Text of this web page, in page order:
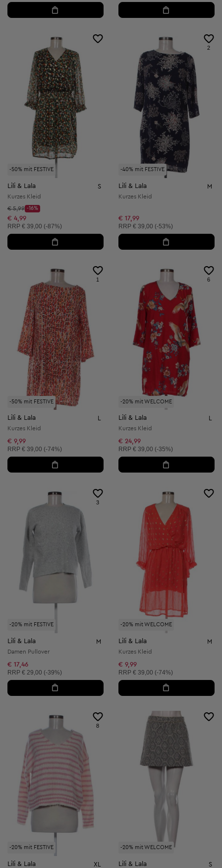
-50% mit FESTIVE
Lili & Lala S
Kurzes Kleid
Startpreis:
€ 5,99
Discount Price:
-16%
Reduzierter Preis:
€ 4,99
Unverbindliche Preisempfehlung:
RRP € 39,00 (-87%)
-40% mit FESTIVE
2
Lili & Lala M
Kurzes Kleid
€ 17,99
Unverbindliche Preisempfehlung:
RRP € 39,00 (-53%)
-50% mit FESTIVE
1
Lili & Lala
Kurzes Kleid
€ 9,99
Unverbindliche Preisempfehlung:
RRP € 39,00 (-74%)
-20% mit WELCOME
6
Lili & Lala
Kurzes Kleid
€ 24,99
Unverbindliche Preisempfehlung:
RRP € 39,00 (-35%)
-20% mit FESTIVE
3
Lili & Lala M
Damen Pullover
€ 17,46
Unverbindliche Preisempfehlung:
RRP € 29,00 (-39%)
-20% mit WELCOME
Lili & Lala M
Kurzes Kleid
€ 9,99
Unverbindliche Preisempfehlung:
RRP € 39,00 (-74%)
-20% mit FESTIVE
8
Lili & Lala XL
-20% mit WELCOME
Lili & Lala S